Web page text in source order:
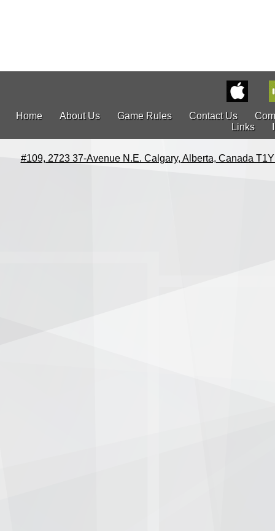
Home About Us Game Rules Contact Us
Links
#109, 2723 37-Avenue N.E. Calgary, Alberta, Canada